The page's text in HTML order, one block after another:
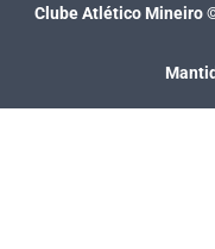
Clube Atlético Mineiro